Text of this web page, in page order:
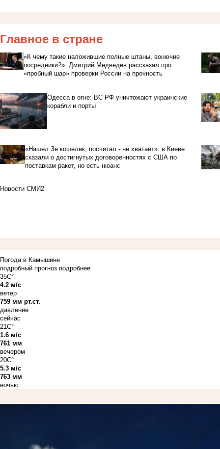
Главное в стране
«К чему такие наложившие полные штаны, вонючие
посредники?»: Дмитрий Медведев рассказал про
«пробный шар» проверки России на прочность
Одесса в огне: ВС РФ уничтожают украинские
корабли и порты
«Нашел Зе кошелек, посчитал - не хватает»: в Киеве
сказали о достигнутых договоренностях с США по
поставкам ракет, но есть нюанс
Новости СМИ2
Погода в Камышине
подробный прогноз подробнее
35C°
4.2 м/с
ветер
759 мм рт.ст.
давление
сейчас
21C°
1.6 м/с
761 мм
вечером
20C°
5.3 м/с
763 мм
ночью